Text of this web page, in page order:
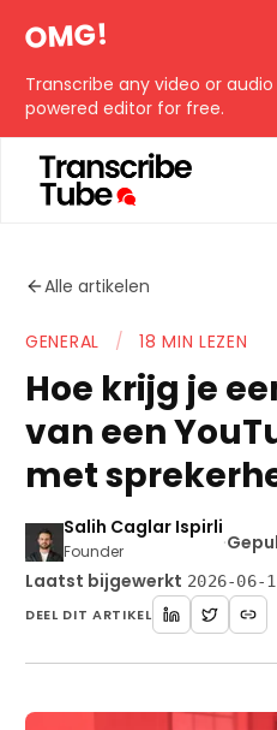
OMG!
Transcribe any video or
powered editor for free.
Alle artikelen
GENERAL / 18 MIN LEZEN
Hoe krijg je
van een
met
Salih Caglar Ispirli
Founder ·
Laatst bijgewerkt 2026-06-
DEEL DIT ARTIKEL